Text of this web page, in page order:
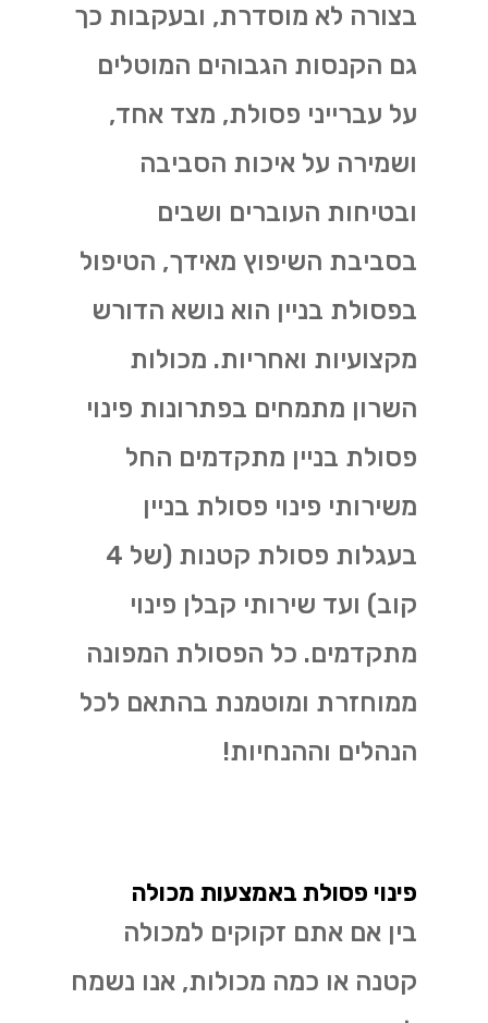
בצורה לא מוסדרת, ובעקבות כך
גם הקנסות הגבוהים המוטלים
על עברייני פסולת, מצד אחד,
ושמירה על איכות הסביבה
ובטיחות העוברים ושבים
בסביבת השיפוץ מאידך, הטיפול
בפסולת בניין הוא נושא הדורש
מקצועיות ואחריות. מכולות
השרון מתמחים בפתרונות פינוי
פסולת בניין מתקדמים החל
משירותי פינוי פסולת בניין
בעגלות פסולת קטנות (של 4
קוב) ועד שירותי קבלן פינוי
מתקדמים. כל הפסולת המפונה
ממוחזרת ומוטמנת בהתאם לכל
הנהלים וההנחיות!
פינוי פסולת באמצעות מכולה
בין אם אתם זקוקים למכולה
קטנה או כמה מכולות, אנו נשמח